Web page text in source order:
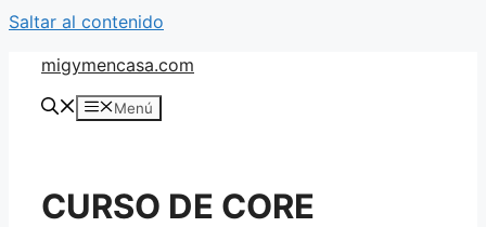
Saltar al contenido
migymencasa.com
Menú
CURSO DE CORE